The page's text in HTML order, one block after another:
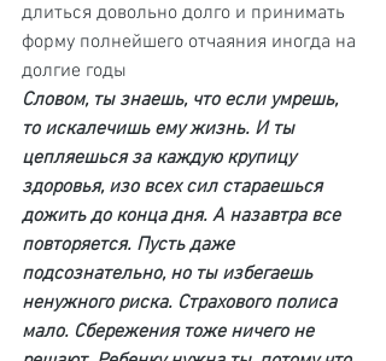
длиться довольно долго и принимать
форму полнейшего отчаяния иногда на
долгие годы
Словом, ты знаешь, что если умрешь,
то искалечишь ему жизнь. И ты
цепляешься за каждую крупицу
здоровья, изо всех сил стараешься
дожить до конца дня. А назавтра все
повторяется. Пусть даже
подсознательно, но ты избегаешь
ненужного риска. Страхового полиса
мало. Сбережения тоже ничего не